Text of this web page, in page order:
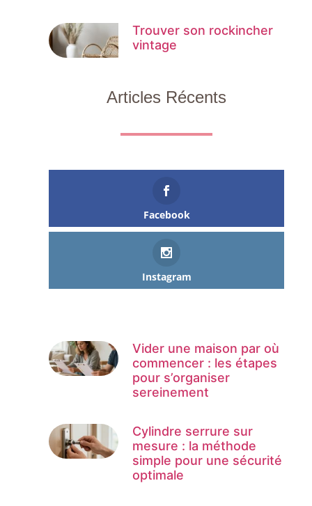
Trouver son rockincher
vintage
Articles Récents
Facebook
Instagram
Vider une maison par où
commencer : les étapes
pour s’organiser
sereinement
Cylindre serrure sur
mesure : la méthode
simple pour une sécurité
optimale